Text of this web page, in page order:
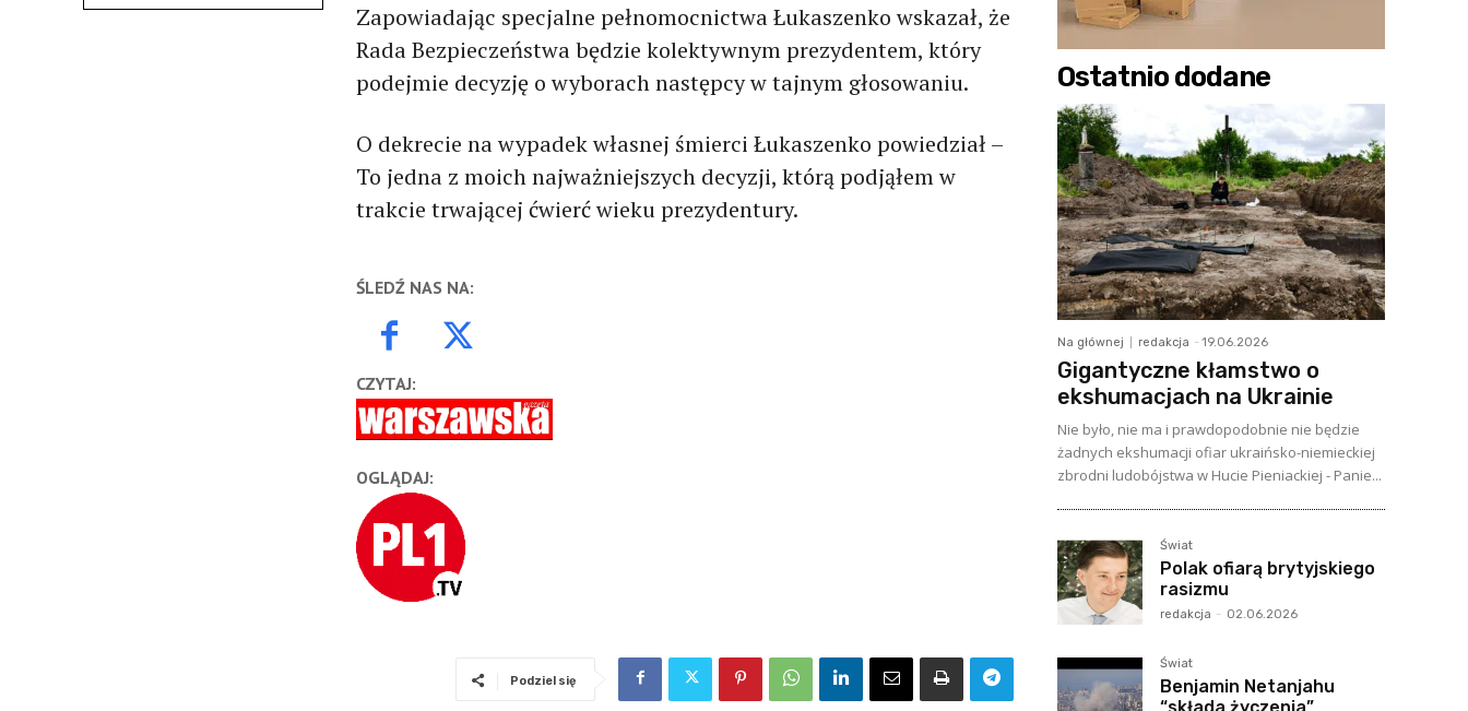
Zapowiadając specjalne pełnomocnictwa Łukaszenko wskazał, że
Rada Bezpieczeństwa będzie kolektywnym prezydentem, który
podejmie decyzję o wyborach następcy w tajnym głosowaniu.
O dekrecie na wypadek własnej śmierci Łukaszenko powiedział –
To jedna z moich najważniejszych decyzji, którą podjąłem w
trakcie trwającej ćwierć wieku prezydentury.
ŚLEDŹ NAS NA:
CZYTAJ:
OGLĄDAJ:
Podziel się
Ostatnio dodane
Na głównej redakcja - 19.06.2026
Gigantyczne kłamstwo o
ekshumacjach na Ukrainie
Nie było, nie ma i prawdopodobnie nie będzie
żadnych ekshumacji ofiar ukraińsko-niemieckiej
zbrodni ludobójstwa w Hucie Pieniackiej - Panie...
Świat
Polak ofiarą brytyjskiego
rasizmu
redakcja - 02.06.2026
Świat
Benjamin Netanjahu